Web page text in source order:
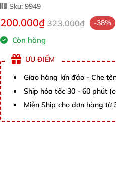
Sku: 9949
200.000₫ 323.000₫ -38%
Còn hàng
ƯU ĐIỂM
Giao hàng kín đáo - Che
Ship hỏa tốc 30 - 60 phút
Miễn Ship cho đơn hàng từ